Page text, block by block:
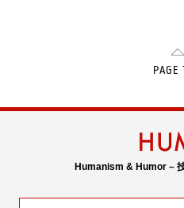
PAGE
Humanism & Humor –